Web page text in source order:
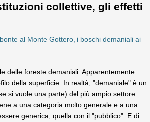
collettive, gli effetti
al Monte Gottero, i boschi demaniali ai
delle foreste demaniali. Apparentemente
della superficie. In realtà, "demaniale" è un
si vuole una parte) del più ampio settore
a una categoria molto generale e a una
generica, quella con il "pubblico". E di